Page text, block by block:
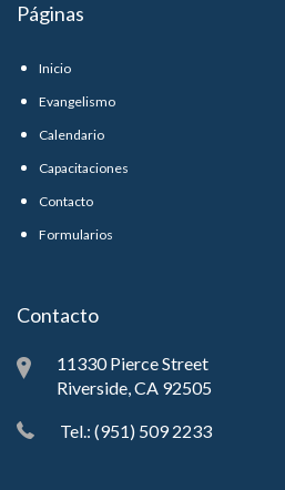
Páginas
Inicio
Evangelismo
Calendario
Capacitaciones
Contacto
Formularios
Contacto
11330 Pierce Street
Riverside, CA 92505
Tel.: (951) 509 2233